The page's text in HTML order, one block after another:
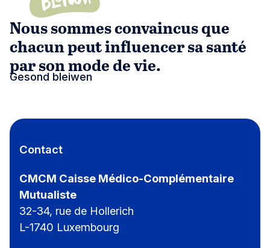
Nous sommes convaincus que
chacun peut influencer sa santé
par son mode de vie.
Gesond bleiwen
Contact
CMCM Caisse Médico-Complémentaire
Mutualiste
32-34, rue de Hollerich
L-1740 Luxembourg